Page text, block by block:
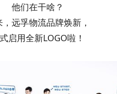
他们在干啥？
远孚物流品牌焕新，
启用全新LOGO啦！